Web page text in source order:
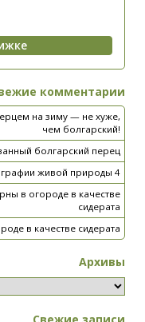
комментарии
на зиму — не хуже,
чем болгарский!
болгарский перец
живой природы 4
в огороде в качестве
сидерата
в качестве сидерата
Архивы